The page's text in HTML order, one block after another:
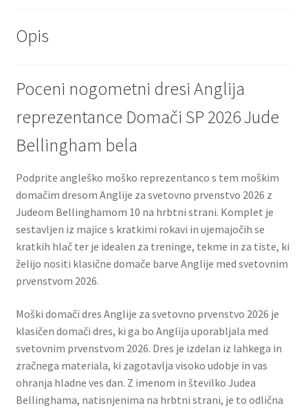
Opis
Poceni nogometni dresi Anglija
reprezentance Domači SP 2026 Jude
Bellingham bela
Podprite angleško moško reprezentanco s tem moškim
domačim dresom Anglije za svetovno prvenstvo 2026 z
Judeom Bellinghamom 10 na hrbtni strani. Komplet je
sestavljen iz majice s kratkimi rokavi in ​​ujemajočih se
kratkih hlač ter je idealen za treninge, tekme in za tiste, ki
želijo nositi klasične domače barve Anglije med svetovnim
prvenstvom 2026.
Moški domači dres Anglije za svetovno prvenstvo 2026 je
klasičen domači dres, ki ga bo Anglija uporabljala med
svetovnim prvenstvom 2026. Dres je izdelan iz lahkega in
zračnega materiala, ki zagotavlja visoko udobje in vas
ohranja hladne ves dan. Z imenom in številko Judea
Bellinghama, natisnjenima na hrbtni strani, je to odlična